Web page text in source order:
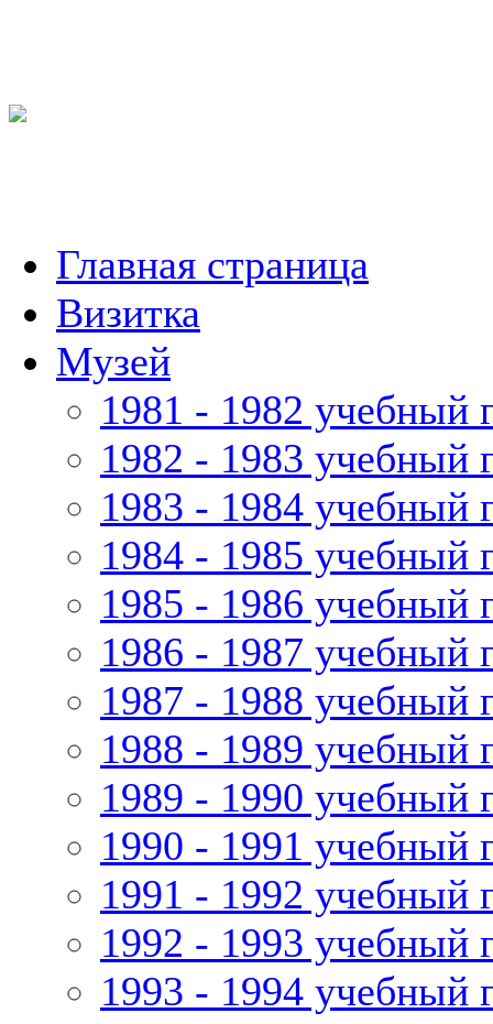
Главная страница
Визитка
Музей
1981 - 1982 учебный
1982 - 1983 учебный
1983 - 1984 учебный
1984 - 1985 учебный
1985 - 1986 учебный
1986 - 1987 учебный
1987 - 1988 учебный
1988 - 1989 учебный
1989 - 1990 учебный
1990 - 1991 учебный
1991 - 1992 учебный
1992 - 1993 учебный
1993 - 1994 учебный